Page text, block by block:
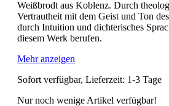
Weißbrodt aus Koblenz. Durch
Vertrautheit mit dem Geist und Ton
durch Intuition und dichterisches
diesem Werk berufen.
Mehr anzeigen
Sofort verfügbar, Lieferzeit: 1-3 Tage
Nur noch wenige Artikel verfügbar!